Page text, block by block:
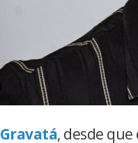
Gravatá, desde